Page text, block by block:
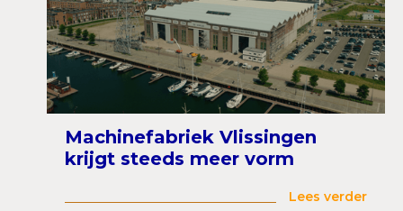
Machinefabriek Vlissingen
krijgt steeds meer vorm
Lees verder